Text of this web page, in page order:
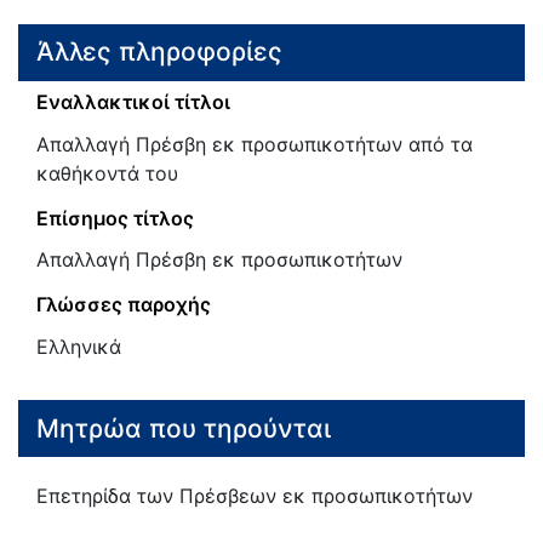
Άλλες πληροφορίες
Εναλλακτικοί τίτλοι
Απαλλαγή Πρέσβη εκ προσωπικοτήτων από τα
καθήκοντά του
Επίσημος τίτλος
Απαλλαγή Πρέσβη εκ προσωπικοτήτων
Γλώσσες παροχής
Ελληνικά
Μητρώα που τηρούνται
Επετηρίδα των Πρέσβεων εκ προσωπικοτήτων